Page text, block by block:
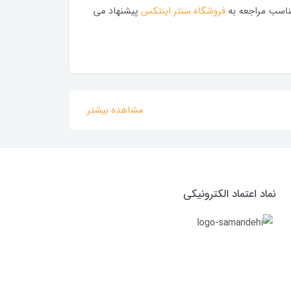
مراجعه به فروشگاه سنتر اینتکسپیشنهاد می
مشاهده بیشتر
نماد اعتماد الکترونیکی